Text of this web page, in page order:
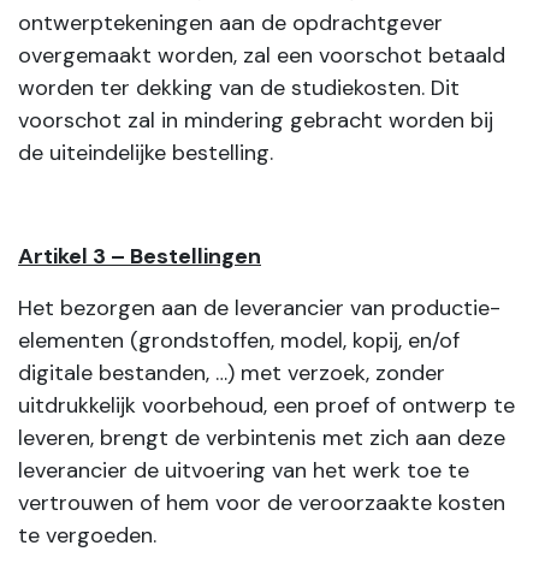
ontwerptekeningen aan de opdrachtgever
overgemaakt worden, zal een voorschot betaald
worden ter dekking van de studiekosten. Dit
voorschot zal in mindering gebracht worden bij
de uiteindelijke bestelling.
Artikel 3 – Bestellingen
Het bezorgen aan de leverancier van productie-
elementen (grondstoffen, model, kopij, en/of
digitale bestanden, …) met verzoek, zonder
uitdrukkelijk voorbehoud, een proef of ontwerp te
leveren, brengt de verbintenis met zich aan deze
leverancier de uitvoering van het werk toe te
vertrouwen of hem voor de veroorzaakte kosten
te vergoeden.